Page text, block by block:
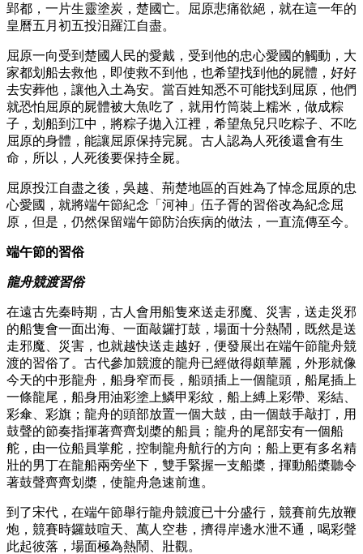
郢都，一片生靈塗炭，楚國亡。屈原悲痛欲絕，就在這一年的
皇曆五月初五投汨羅江自盡。
屈原一向受到楚國人民的愛戴，受到他的忠心愛國的觸動，大
家都划船去救他，即使救不到他，也希望找到他的屍體，好好
去安葬他，讓他入土為安。當百姓知悉不可能找到屈原，他們
就恐怕屈原的屍體被大魚吃了，就用竹筒裝上糯米，做成粽
子，划船到江中，將粽子拋入江裡，希望魚兒只吃粽子、不吃
屈原的身體，能讓屈原保持完屍。古人認為人死後還會有生
命，所以，人死後要保持全屍。
屈原投江自盡之後，吳越、荊楚地區的百姓為了悼念屈原的忠
心愛國，就將端午節紀念「河神」伍子胥的習俗改為紀念屈
原，但是，仍然保留端午節防治疾病的做法，一直流傳至今。
端午節的習俗
龍舟競渡習俗
在遠古先秦時期，古人會用船隻來送走邪魔、災害，送走災邪
的船隻會一面出海、一面敲鑼打鼓，場面十分熱鬧，既然是送
走邪魔、災害，也就越快送走越好，便發展出在端午節龍舟競
渡的習俗了。古代參加競渡的龍舟已經做得頗華麗，外形就像
今天的中形龍舟，船身窄而長，船頭插上一個龍頭，船尾插上
一條龍尾，船身用油彩塗上鱗甲彩紋，船上縛上彩帶、彩結、
彩傘、彩旗；龍舟的頭部放置一個大鼓，由一個鼓手敲打，用
鼓聲的節奏指揮著齊齊划槳的船員；龍舟的尾部安有一個船
舵，由一位船員掌舵，控制龍舟航行的方向；船上更有多名精
壯的男丁在龍船兩旁坐下，雙手緊握一支船槳，揮動船槳聽令
著鼓聲齊齊划槳，使龍舟急速前進。
到了宋代，在端午節舉行龍舟競渡已十分盛行，競賽前先放鞭
炮，競賽時鑼鼓喧天、萬人空巷，擠得岸邊水泄不通，喝彩聲
此起彼落，場面極為熱鬧、壯觀。